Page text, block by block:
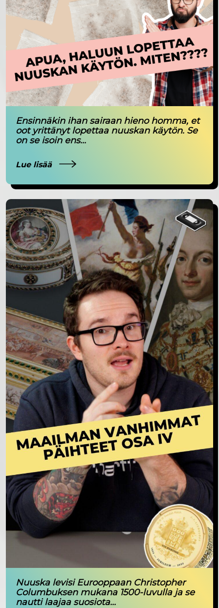
Ensinnäkin ihan sairaan hieno homma, et
oot yrittänyt lopettaa nuuskan käytön. Se
on se isoin ens...
Lue lisää
Nuuska levisi Eurooppaan Christopher
Columbuksen mukana 1500-luvulla ja se
nautti laajaa suosiota...